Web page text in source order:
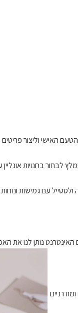
האישי וליצור פריטים
בחנויות
עם גמישות
נותן לנו את